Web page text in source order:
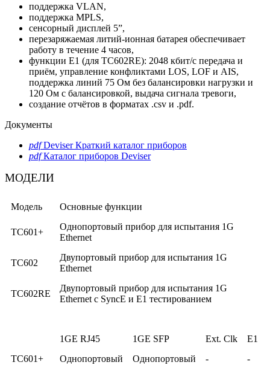
поддержка VLAN,
поддержка MPLS,
сенсорный дисплей 5”,
перезаряжаемая литий-ионная батарея обеспечивает
работу в течение 4 часов,
функции E1 (для TC602RE): 2048 кбит/с передача и
приём, управление конфликтами LOS, LOF и AIS,
поддержка линий 75 Ом без балансировки нагрузки и
120 Ом с балансировкой, выдача сигнала тревоги,
создание отчётов в форматах .csv и .pdf.
Документы
pdfDeviser Краткий каталог приборов
pdfКаталог приборов Deviser
МОДЕЛИ
Модель Основные функции
TC601+
Однопортовый прибор для испытания 1G
Ethernet
TC602
Двупортовый прибор для испытания 1G
Ethernet
TC602RE
Двупортовый прибор для испытания 1G
Ethernet с SyncE и E1 тестированием
1GE RJ45 1GE SFP Ext. Clk
E1
TC601+
Однопортовый Однопортовый - -